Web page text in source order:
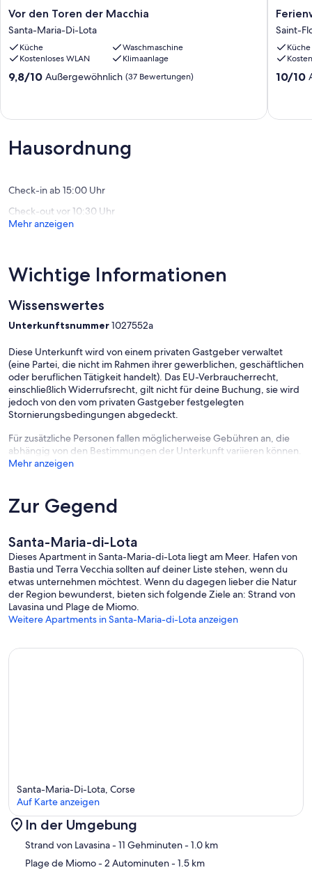
Vor
den
Toren
der
Macchia
Santa-
Vor den Toren der Macchia
Santa-Maria-Di-Lota
Küche
Waschmaschine
Kostenloses WLAN
Klimaanlage
9.8
Bewertungen)
9,8/10 Außergewöhnlich (37 Bewertungen)
-
Saint
Florent
Saint-
Florent
Saint-
Küche
10.0
10/10
Hausordnung
Check-in ab 15:00 Uhr
Check-out vor 10:30 Uhr
Mehr anzeigen
Wichtige Informationen
Wissenswertes
Unterkunftsnummer1027552a
Diese Unterkunft wird von einem privaten Gastgeber verwaltet
(eine Partei, die nicht im Rahmen ihrer gewerblichen, geschäftlichen
oder beruflichen Tätigkeit handelt). Das EU-Verbraucherrecht,
einschließlich Widerrufsrecht, gilt nicht für deine Buchung, sie wird
jedoch von den vom privaten Gastgeber festgelegten
Stornierungsbedingungen abgedeckt.
Für zusätzliche Personen fallen möglicherweise Gebühren an, die
abhängig von den Bestimmungen der Unterkunft variieren können.
Mehr anzeigen
Zur Gegend
Santa-Maria-di-Lota
Dieses Apartment in Santa-Maria-di-Lota liegt am Meer. Hafen von
Bastia und Terra Vecchia sollten auf deiner Liste stehen, wenn du
etwas unternehmen möchtest. Wenn du dagegen lieber die Natur
der Region bewunderst, bieten sich folgende Ziele an: Strand von
Lavasina und Plage de Miomo.
Weitere Apartments in Santa-Maria-di-Lota anzeigen
Karte
Santa-Maria-Di-Lota, Corse
Auf Karte anzeigen
In der Umgebung
Strand von Lavasina- 11 Gehminuten- 1.0 km
Plage de Miomo- 2 Autominuten- 1.5 km